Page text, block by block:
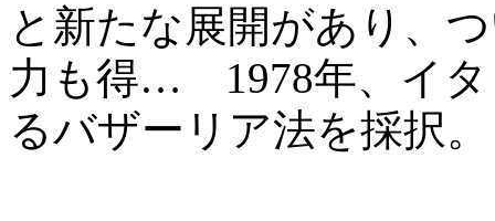
と新たな展開があり、
力も得… 1978年、イタ
るバザーリア法を採択。